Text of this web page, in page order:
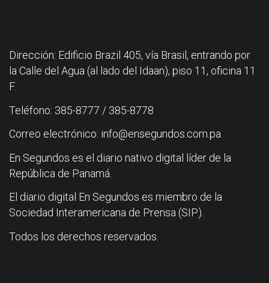
Dirección: Edificio Brazil 405, vía Brasil, entrando por
la Calle del Agua (al lado del Idaan), piso 11, oficina 11
F.
Teléfono: 385-8777 / 385-8778
Correo electrónico: info@ensegundos.com.pa
En Segundos es el diario nativo digital líder de la
República de Panamá.
El diario digital En Segundos es miembro de la
Sociedad Interamericana de Prensa (SIP).
Todos los derechos reservados.